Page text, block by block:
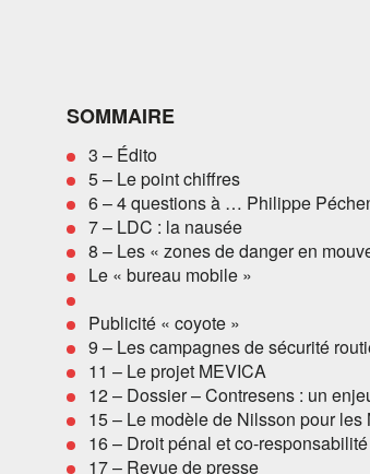
SOMMAIRE
3 – Édito
5 – Le point chiffres
6 – 4 questions à … Philippe
7 – LDC : la nausée
8 – Les « zones de danger en
Le « bureau mobile »
Publicité « coyote »
9 – Les campagnes de sécurité
11 – Le projet MEVICA
12 – Dossier – Contresens : un
15 – Le modèle de Nilsson pour les
16 – Droit pénal et co-
17 – Revue de presse